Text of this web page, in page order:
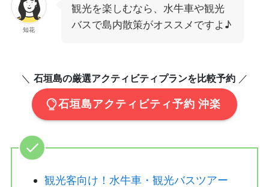
知花
観光を楽しむなら、水牛車や観光
バスで島内散策がオススメですよ♪
＼ 石垣島の厳選アクティビティプランを比較予約 ／
石垣島アクティビティ予約 沖楽
観光客向け！水牛車・観光バスツアー